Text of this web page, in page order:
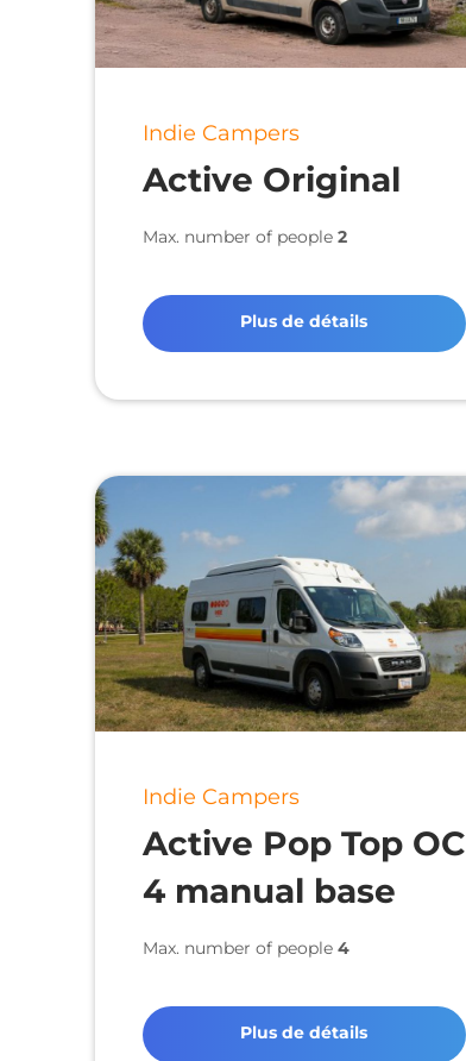
Indie Campers
Active Original
Max. number of people 2
Plus de détails
Indie Campers
Active Pop Top OC
4 manual base
Max. number of people 4
Plus de détails